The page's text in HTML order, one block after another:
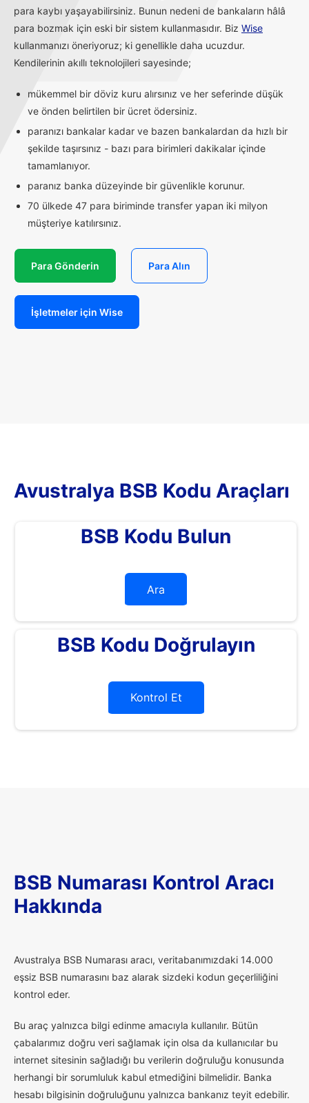
para kaybı yaşayabilirsiniz. Bunun nedeni de bankaların hâlâ
para bozmak için eski bir sistem kullanmasıdır. Biz Wise
kullanmanızı öneriyoruz; ki genellikle daha ucuzdur.
Kendilerinin akıllı teknolojileri sayesinde;
mükemmel bir döviz kuru alırsınız ve her seferinde düşük
ve önden belirtilen bir ücret ödersiniz.
paranızı bankalar kadar ve bazen bankalardan da hızlı bir
şekilde taşırsınız - bazı para birimleri dakikalar içinde
tamamlanıyor.
paranız banka düzeyinde bir güvenlikle korunur.
70 ülkede 47 para biriminde transfer yapan iki milyon
müşteriye katılırsınız.
Para Gönderin Para Alın
İşletmeler için Wise
Avustralya BSB Kodu Araçları
BSB Kodu Bulun
Ara
BSB Kodu Doğrulayın
Kontrol Et
BSB Numarası Kontrol Aracı
Hakkında
Avustralya BSB Numarası aracı, veritabanımızdaki 14.000
eşsiz BSB numarasını baz alarak sizdeki kodun geçerliliğini
kontrol eder.
Bu araç yalnızca bilgi edinme amacıyla kullanılır. Bütün
çabalarımız doğru veri sağlamak için olsa da kullanıcılar bu
internet sitesinin sağladığı bu verilerin doğruluğu konusunda
herhangi bir sorumluluk kabul etmediğini bilmelidir. Banka
hesabı bilgisinin doğruluğunu yalnızca bankanız teyit edebilir.